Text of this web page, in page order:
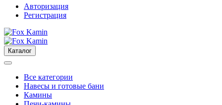
Авторизация
Регистрация
Каталог
Все категории
Навесы и готовые бани
Камины